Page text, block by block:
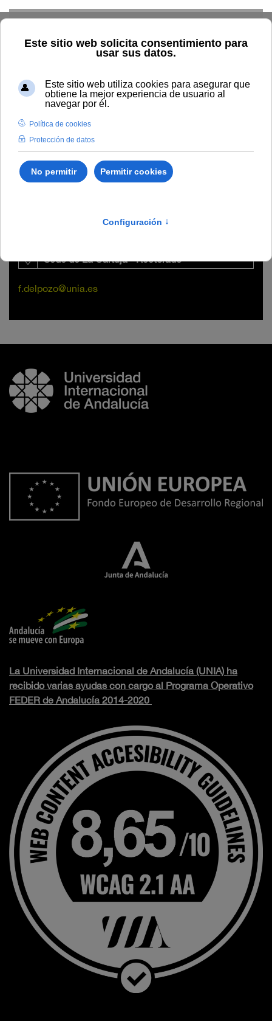
Home La UNIA Directorio Área CRAI
Felipe del Pozo
Felipe del Pozo
Sede de La Cartuja - Rectorado
f.delpozo@unia.es
La Universidad Internacional de Andalucía (UNIA) ha
recibido varias ayudas con cargo al Programa Operativo
FEDER de Andalucía 2014-2020